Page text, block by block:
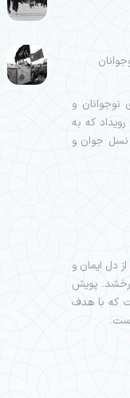
نوجوانان و
که به
نسل جوان و
دل ایمان و
پویش
که با هدف